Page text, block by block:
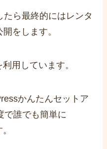
ら最終的にはレンタ
をします。
用しています。
かんたんセットア
で誰でも簡単に